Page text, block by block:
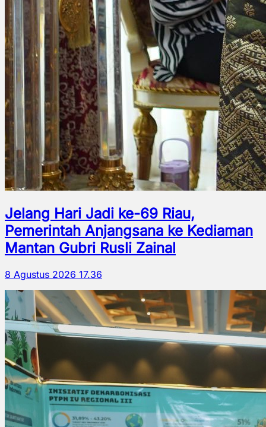
Jelang Hari Jadi ke-69 Riau,
Pemerintah Anjangsana ke Kediaman
Mantan Gubri Rusli Zainal
8 Agustus 2026 17.36